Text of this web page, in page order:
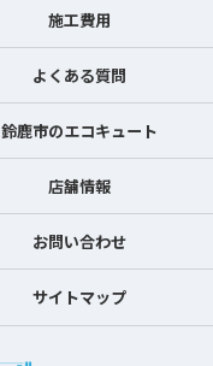
施工費用
よくある質問
鈴鹿市のエコキュート
店舗情報
お問い合わせ
サイトマップ